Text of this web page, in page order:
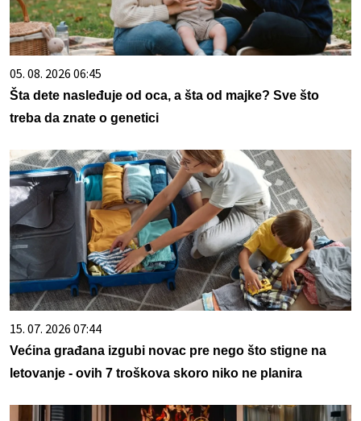
05. 08. 2026 06:45
Šta dete nasleđuje od oca, a šta od majke? Sve što
treba da znate o genetici
15. 07. 2026 07:44
Većina građana izgubi novac pre nego što stigne na
letovanje - ovih 7 troškova skoro niko ne planira